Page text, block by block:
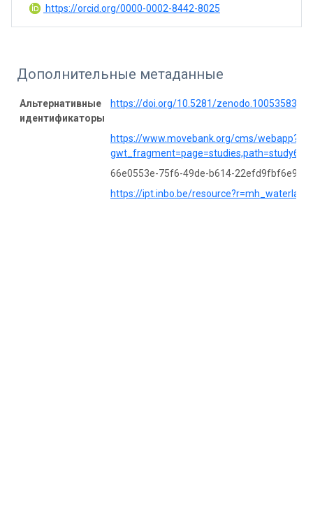
https://orcid.org/0000-0002-8442-8025
Дополнительные метаданные
Альтернативные
идентификаторы
https://doi.org/10.5281/zenodo.10053583
https://www.movebank.org/cms/webapp?
66e0553e-75f6-49de-b614-22efd9fbf6e9
https://ipt.inbo.be/resource?r=mh_waterland